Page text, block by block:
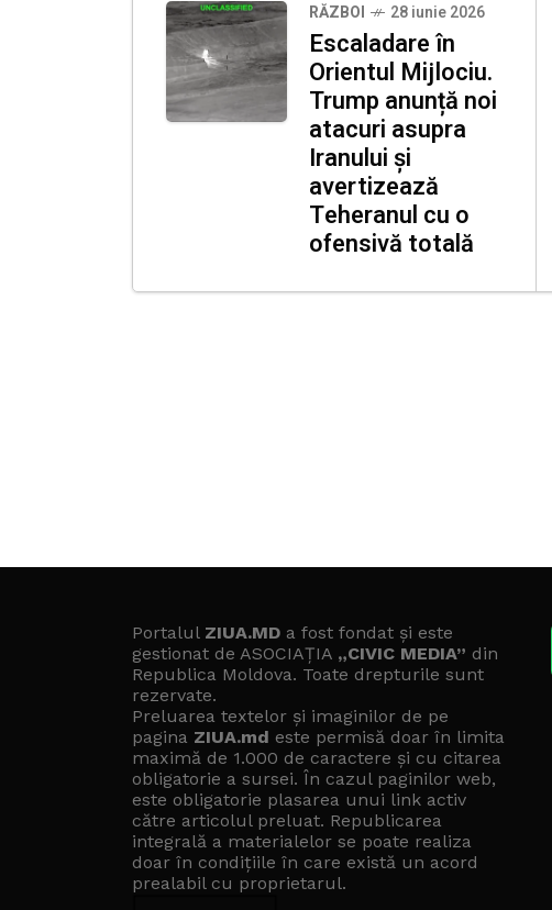
RĂZBOI 28 iunie 2026
Escaladare în
Orientul Mijlociu.
Trump anunță noi
atacuri asupra
Iranului și
avertizează
Teheranul cu o
ofensivă totală
Portalul ZIUA.MD a fost fondat și este
gestionat de ASOCIAȚIA „CIVIC MEDIA” din
Republica Moldova. Toate drepturile sunt
rezervate.
Preluarea textelor și imaginilor de pe
pagina ZIUA.md este permisă doar în limita
maximă de 1.000 de caractere și cu citarea
obligatorie a sursei. În cazul paginilor web,
este obligatorie plasarea unui link activ
către articolul preluat. Republicarea
integrală a materialelor se poate realiza
doar în condițiile în care există un acord
prealabil cu proprietarul.